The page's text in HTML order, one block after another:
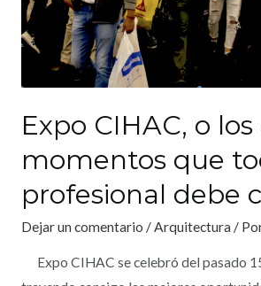
Expo CIHAC, o
momentos que
profesional debe
Dejar un comentario /Arquitectura /
Expo CIHAC se celebró del pasado